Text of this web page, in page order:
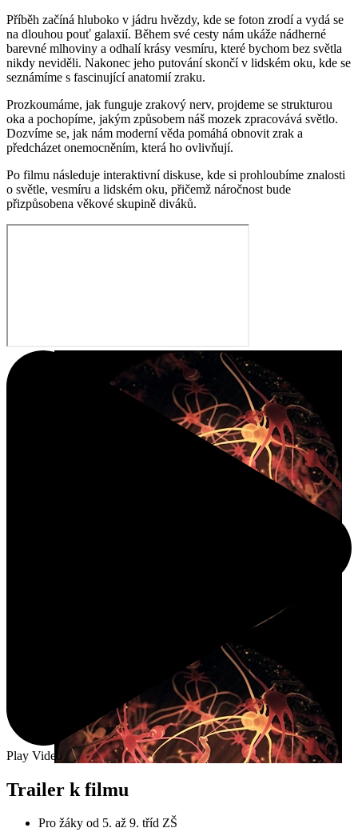
Příběh začíná hluboko v jádru hvězdy, kde se foton zrodí a vydá se
na dlouhou pouť galaxií. Během své cesty nám ukáže nádherné
barevné mlhoviny a odhalí krásy vesmíru, které bychom bez světla
nikdy neviděli. Nakonec jeho putování skončí v lidském oku, kde se
seznámíme s fascinující anatomií zraku.
Prozkoumáme, jak funguje zrakový nerv, projdeme se strukturou
oka a pochopíme, jakým způsobem náš mozek zpracovává světlo.
Dozvíme se, jak nám moderní věda pomáhá obnovit zrak a
předcházet onemocněním, která ho ovlivňují.
Po filmu následuje interaktivní diskuse, kde si prohloubíme znalosti
o světle, vesmíru a lidském oku, přičemž náročnost bude
přizpůsobena věkové skupině diváků.
Play Video
Trailer k filmu ​
Pro žáky od 5. až 9. tříd ZŠ